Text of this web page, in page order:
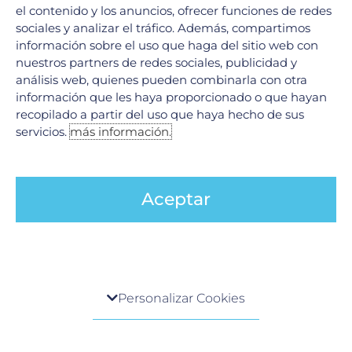
diabetes y mantener la actividad física en la mediana
edad y posiblemente en la vejez; la evidencia sugiere
que los factores de riesgo vascular aumentan el
riesgo de pérdida de la memoria, hay factores
genéticos de riesgo en dos grupos: tipo tardía (> 65
años) o tipo temprano (< 65 años), la primera
representa el 95% de los casos, de tipo esporádico, la
En la Clínica de Memoria del Hospital Galenia,
Nuestro staff médico está conformado con una alta
el contenido y los anuncios, ofrecer funciones de redes
sociales y analizar el tráfico. Además, compartimos
información sobre el uso que haga del sitio web con
nuestros partners de redes sociales, publicidad y
análisis web, quienes pueden combinarla con otra
información que les haya proporcionado o que hayan
recopilado a partir del uso que haya hecho de sus
servicios.más información.
Aceptar
Cuando visita cualquier sitio web, el mismo podría
Personalizar Cookies